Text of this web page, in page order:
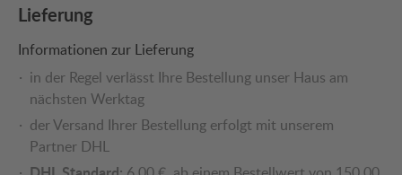
Lieferung
Informationen zur Lieferung
in der Regel verlässt Ihre Bestellung unser Haus am
nächsten Werktag
der Versand Ihrer Bestellung erfolgt mit unserem
Partner DHL